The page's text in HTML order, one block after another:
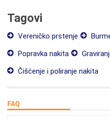
Tagovi
Vereničko prstenje
Popravka nakita
Čišćenje i poliranje nakita
FAQ